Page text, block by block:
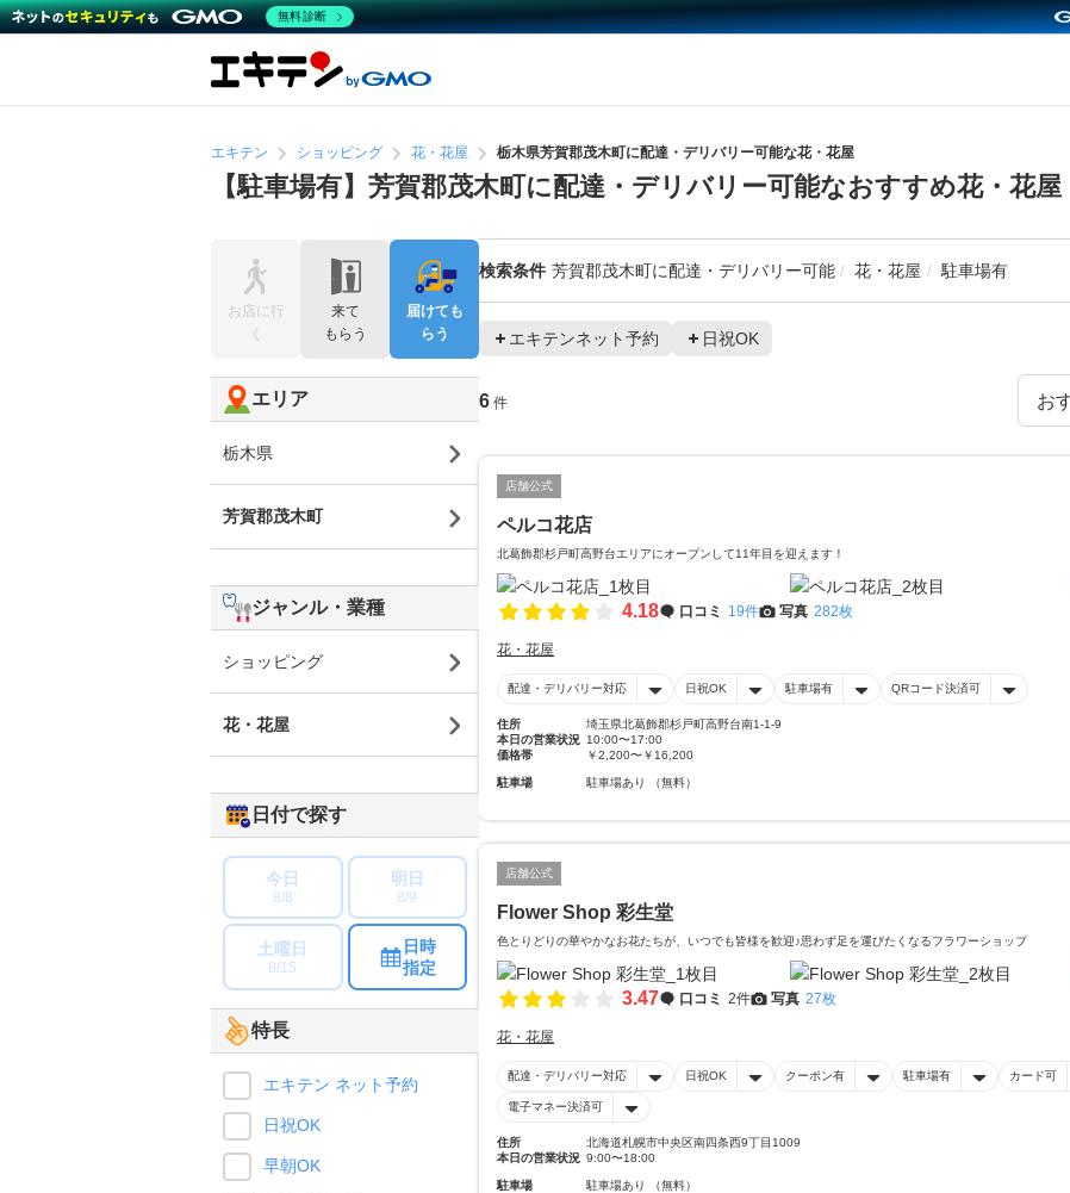
エキテン ショッピング 花・花屋 栃木県芳賀郡茂木町に配達・デリバリー可能な花・花屋
【駐車場有】芳賀郡茂木町に配達・デリバリー可能なおすすめ花・花屋
検索条件 芳賀郡茂木町に配達・デリバリー可能 花・花屋 駐車場有
エキテンネット予約 日祝OK
6 件
店舗公式
ペルコ花店
北葛飾郡杉戸町高野台エリアにオープンして11年目を迎えます！
4.18 口コミ 19件 写真 282枚
花・花屋
配達・デリバリー対応 日祝OK 駐車場有 QRコード決済可
住所
埼玉県北葛飾郡杉戸町高野台南1-1-9
本日の営業状況 10:00〜17:00
価格帯
￥2,200〜￥16,200
駐車場 駐車場あり （無料）
店舗公式
Flower Shop 彩生堂
色とりどりの華やかなお花たちが、いつでも皆様を歓迎♪思わず足を運びたくなるフラワーショップ
3.47 口コミ 2件 写真 27枚
花・花屋
配達・デリバリー対応 日祝OK クーポン有 駐車場有 カード可
電子マネー決済可
住所
北海道札幌市中央区南四条西9丁目1009
本日の営業状況 9:00〜18:00
駐車場 駐車場あり （無料）
お店に行
く
来て
もらう
届けても
らう
エリア
栃木県
芳賀郡茂木町
ジャンル・業種
ショッピング
花・花屋
日付で探す
今日
8/8
明日
8/9
土曜日
8/15
日時
指定
特長
エキテン ネット予約
日祝OK
早朝OK
無料診断